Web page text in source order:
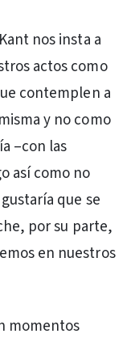
nos insta a
actos como
contemplen a
y no como
–con las
así como no
que se
por su parte,
en nuestros
momentos